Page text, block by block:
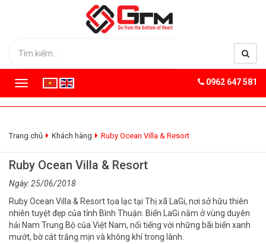
T
o
g
a
v
i
g
a
t
i
0962 647 581
Trang chủ Khách hàng Ruby Ocean Villa & Resort
Ruby Ocean Villa & Resort
Ngày: 25/06/2018
Ruby Ocean Villa & Resort tọa lạc tại Thị xã LaGi, nơi sở hữu thiên
nhiên tuyệt đẹp của tỉnh Bình Thuận. Biển LaGi nằm ở vùng duyên
hải Nam Trung Bộ của Việt Nam, nổi tiếng với những bãi biển xanh
mướt, bờ cát trắng mịn và không khí trong lành.